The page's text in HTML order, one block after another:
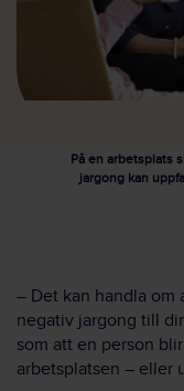
På en arbetsplats
jargong kan
– Det kan handla om
negativ jargong till
som att en person
arbetsplatsen – eller